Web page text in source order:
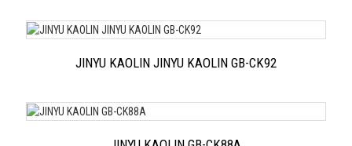
JINYU KAOLIN JINYU KAOLIN GB-CK92